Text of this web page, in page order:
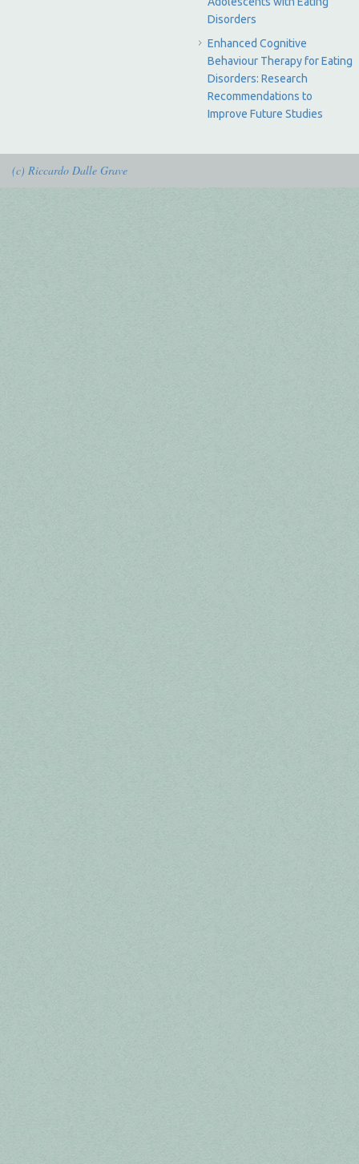
Disorders
Enhanced Cognitive
Behaviour Therapy for Eating
Disorders: Research
Recommendations to
Improve Future Studies
(c) Riccardo Dalle Grave